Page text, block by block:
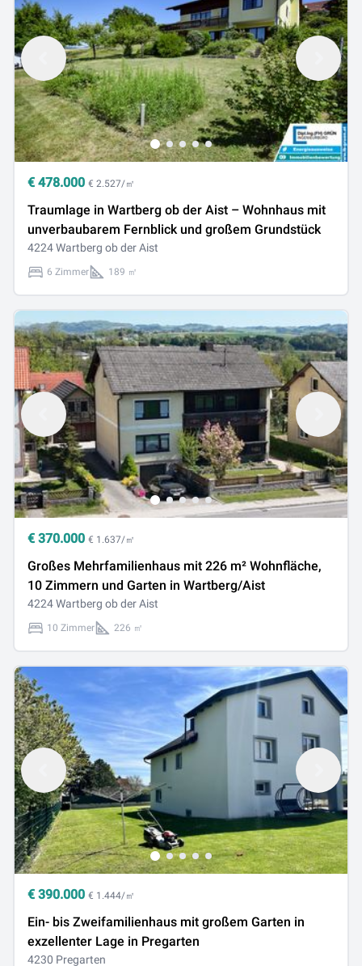
€ 478.000 € 2.527/㎡
Traumlage in Wartberg ob der Aist – Wohnhaus mit
unverbaubarem Fernblick und großem Grundstück
4224 Wartberg ob der Aist
6 Zimmer 189 ㎡
€ 370.000 € 1.637/㎡
Großes Mehrfamilienhaus mit 226 m² Wohnfläche,
10 Zimmern und Garten in Wartberg/Aist
4224 Wartberg ob der Aist
10 Zimmer 226 ㎡
€ 390.000 € 1.444/㎡
Ein- bis Zweifamilienhaus mit großem Garten in
exzellenter Lage in Pregarten
4230 Pregarten